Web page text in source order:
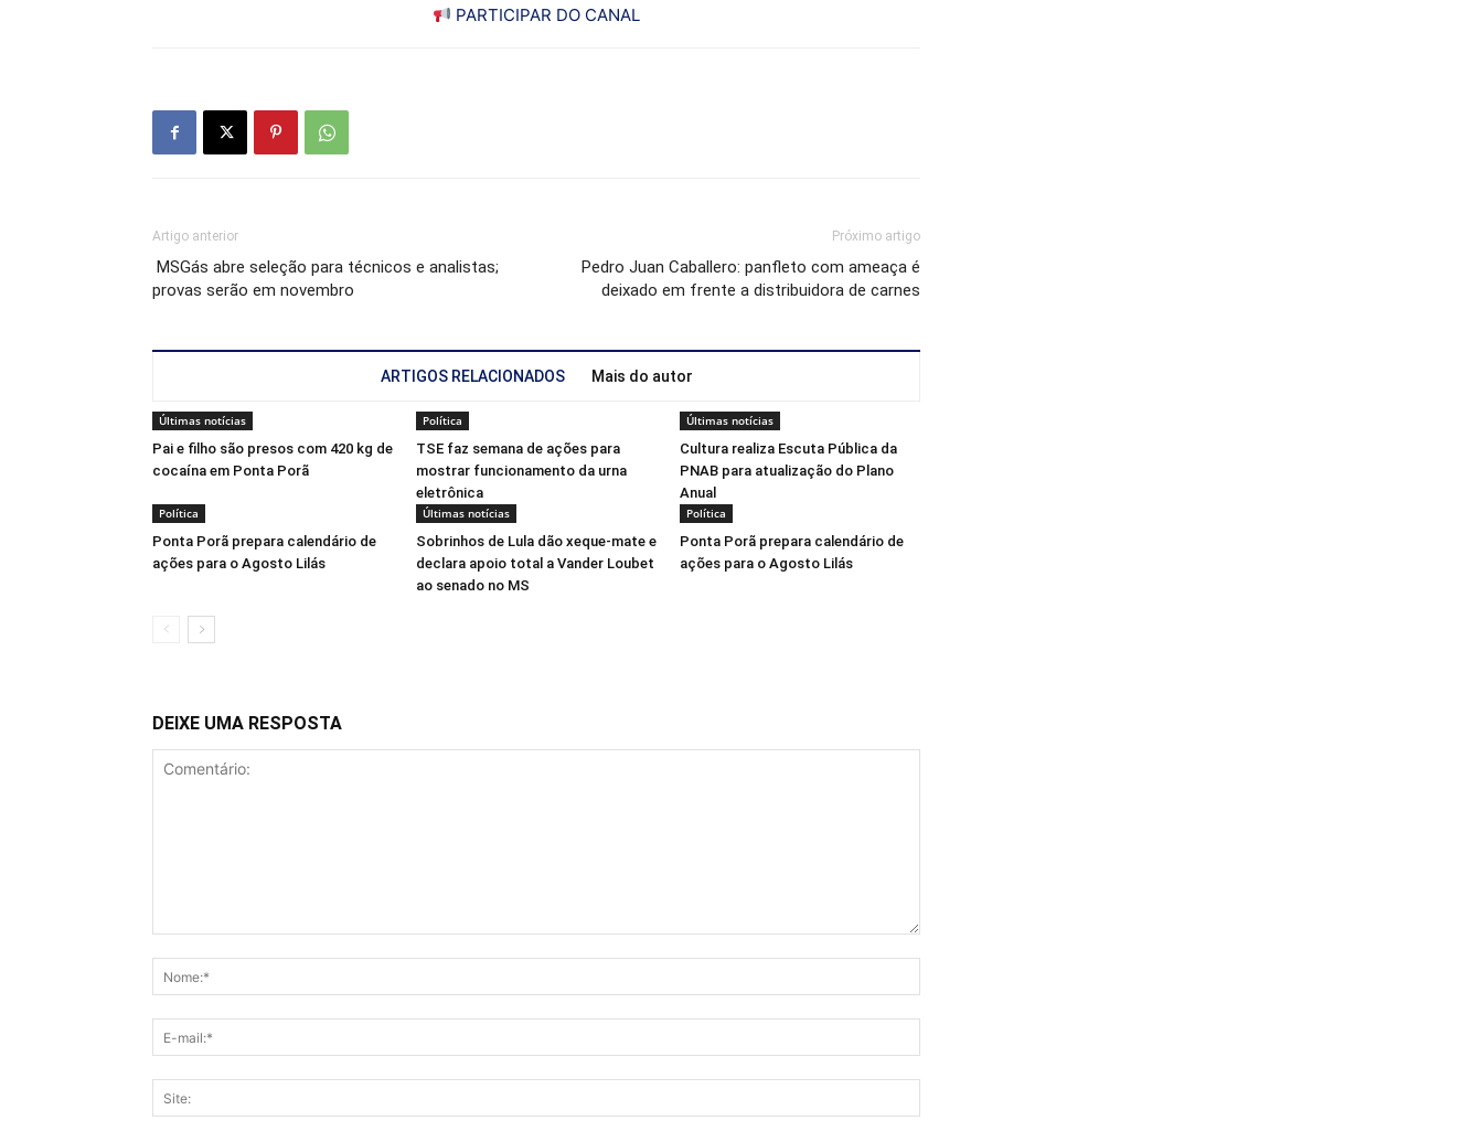
PARTICIPAR DO CANAL
Artigo anterior
MSGás abre seleção para técnicos e analistas;
provas serão em novembro
Próximo artigo
Pedro Juan Caballero: panfleto com ameaça é
deixado em frente a distribuidora de carnes
ARTIGOS RELACIONADOS Mais do autor
Últimas notícias
Pai e filho são presos com 420 kg de
cocaína em Ponta Porã
Política
TSE faz semana de ações para
mostrar funcionamento da urna
eletrônica
Últimas notícias
Cultura realiza Escuta Pública da
PNAB para atualização do Plano
Anual
Política
Ponta Porã prepara calendário de
ações para o Agosto Lilás
Últimas notícias
Sobrinhos de Lula dão xeque-mate e
declara apoio total a Vander Loubet
ao senado no MS
Política
Ponta Porã prepara calendário de
ações para o Agosto Lilás
DEIXE UMA RESPOSTA